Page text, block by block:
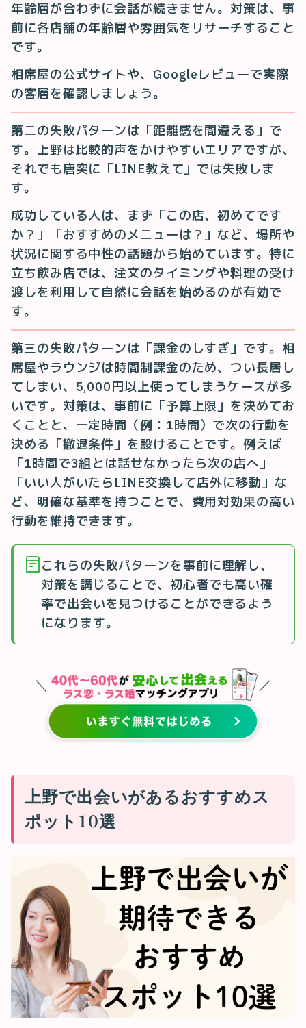
年齢層が合わずに会話が続きません。対策は、事
前に各店舗の年齢層や雰囲気をリサーチすること
です。
相席屋の公式サイトや、Googleレビューで実際
の客層を確認しましょう。
第二の失敗パターンは「距離感を間違える」で
す。上野は比較的声をかけやすいエリアですが、
それでも唐突に「LINE教えて」では失敗しま
す。
成功している人は、まず「この店、初めてです
か？」「おすすめのメニューは？」など、場所や
状況に関する中性の話題から始めています。特に
立ち飲み店では、注文のタイミングや料理の受け
渡しを利用して自然に会話を始めるのが有効で
す。
第三の失敗パターンは「課金のしすぎ」です。相
席屋やラウンジは時間制課金のため、つい長居し
てしまい、5,000円以上使ってしまうケースが多
いです。対策は、事前に「予算上限」を決めてお
くことと、一定時間（例：1時間）で次の行動を
決める「撤退条件」を設けることです。例えば
「1時間で3組とは話せなかったら次の店へ」
「いい人がいたらLINE交換して店外に移動」な
ど、明確な基準を持つことで、費用対効果の高い
行動を維持できます。
これらの失敗パターンを事前に理解し、
対策を講じることで、初心者でも高い確
率で出会いを見つけることができるよう
になります。
上野で出会いがあるおすすめス
ポット10選